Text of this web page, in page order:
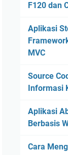
F120 dan
Aplikasi
MVC
Source
Informasi
Aplikasi
Berbasis
Cara